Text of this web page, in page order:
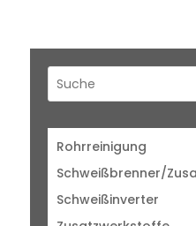
Rohrreinigung
Schweißbrenner/
Schweißinverter